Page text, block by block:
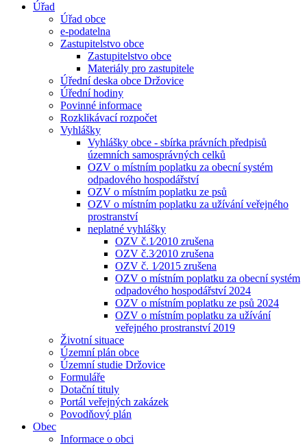
Úřad
Úřad obce
e-podatelna
Zastupitelstvo obce
Zastupitelstvo obce
Materiály pro zastupitele
Úřední deska obce Držovice
Úřední hodiny
Povinné informace
Rozklikávací rozpočet
Vyhlášky
Vyhlášky obce - sbírka právních předpisů
územních samosprávných celků
OZV o místním poplatku za obecní systém
odpadového hospodářství
OZV o místním poplatku ze psů
OZV o místním poplatku za užívání veřejného
prostranství
neplatné vyhlášky
OZV č.1⁄2010 zrušena
OZV č.3⁄2010 zrušena
OZV č. 1⁄2015 zrušena
OZV o místním poplatku za obecní systém
odpadového hospodářství 2024
OZV o místním poplatku ze psů 2024
OZV o místním poplatku za užívání
veřejného prostranství 2019
Životní situace
Územní plán obce
Územní studie Držovice
Formuláře
Dotační tituly
Portál veřejných zakázek
Povodňový plán
Obec
Informace o obci